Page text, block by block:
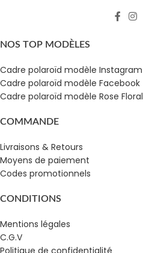
NOS TOP MODÈLES
Cadre polaroïd modèle Instagram
Cadre polaroïd modèle Facebook
Cadre polaroïd modèle Rose Floral
COMMANDE
Livraisons & Retours
Moyens de paiement
Codes promotionnels
CONDITIONS
Mentions légales
C.G.V